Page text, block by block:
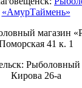
«АмурТаймень»
магазин
41 к. 1
Кирова 26-а